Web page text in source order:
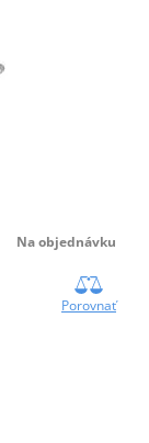
Na objednávku
Porovnať